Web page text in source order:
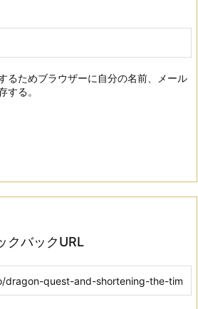
るためブラウザーに自分の名前、メール
する。
クバックURL